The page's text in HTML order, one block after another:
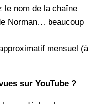
le nom de la chaîne
Norman… beaucoup
mensuel (à
sur YouTube ?